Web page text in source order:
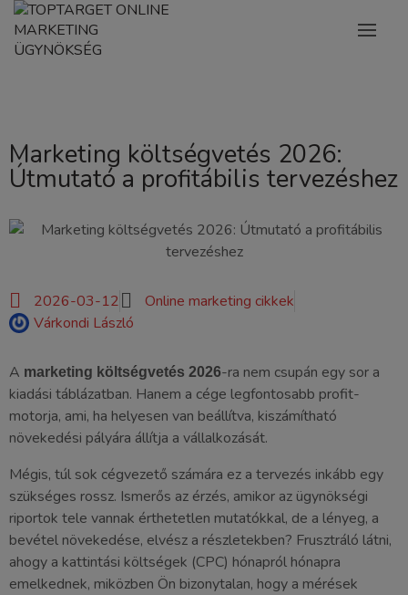
Marketing költségvetés 2026:
Útmutató a profitábilis tervezéshez
2026-03-12
Online marketing cikkek
Várkondi László
A marketing költségvetés 2026-ra nem csupán egy sor a
kiadási táblázatban. Hanem a cége legfontosabb profit-
motorja, ami, ha helyesen van beállítva, kiszámítható
növekedési pályára állítja a vállalkozását.
Mégis, túl sok cégvezető számára ez a tervezés inkább egy
szükséges rossz. Ismerős az érzés, amikor az ügynökségi
riportok tele vannak érthetetlen mutatókkal, de a lényeg, a
bevétel növekedése, elvész a részletekben? Frusztráló látni,
ahogy a kattintási költségek (CPC) hónapról hónapra
emelkednek, miközben Ön bizonytalan, hogy a mérések